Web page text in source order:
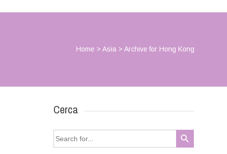
Home > Asia > Archive for Hong Kong
Cerca
Search
for:
Search Button